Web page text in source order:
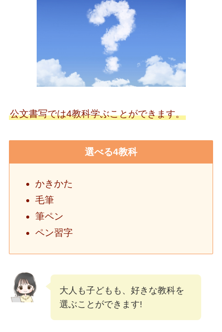
公文書写では4教科学ぶことができます。
選べる4教科
かきかた
毛筆
筆ペン
ペン習字
大人も子どもも、好きな教科を
選ぶことができます!